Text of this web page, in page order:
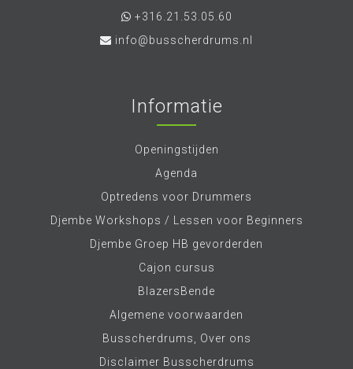
+316.21.53.05.60
info@busscherdrums.nl
Informatie
Openingstijden
Agenda
Optredens voor Drummers
Djembe Workshops / Lessen voor Beginners
Djembe Groep HB gevorderden
Cajon cursus
BlazersBende
Algemene voorwaarden
Busscherdrums, Over ons
Disclaimer Busscherdrums